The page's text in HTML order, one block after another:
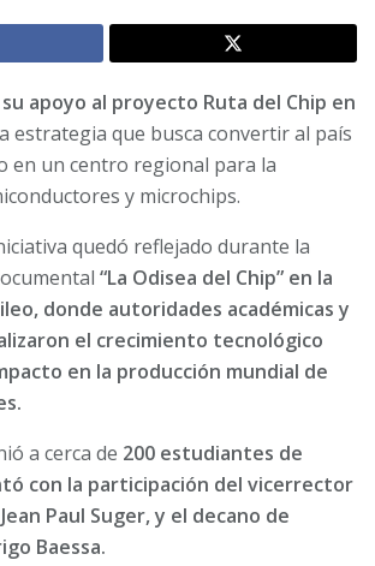
apoyo al proyecto Ruta del Chip en
estrategia que busca convertir al país
en un centro regional para la
y microchips.
quedó reflejado durante la
“La Odisea del Chip” en la
donde autoridades académicas y
el crecimiento tecnológico
en la producción mundial de
a cerca de 200 estudiantes de
con la participación del vicerrector
Paul Suger, y el decano de
Baessa.